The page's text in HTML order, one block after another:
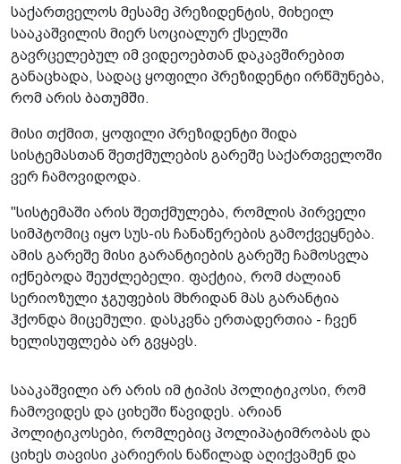
საქართველოს მესამე პრეზიდენტის, მიხეილ
სააკაშვილის მიერ სოციალურ ქსელში
გავრცელებულ იმ ვიდეოებთან დაკავშირებით
განაცხადა, სადაც ყოფილი პრეზიდენტი ირწმუნება,
რომ არის ბათუმში.
მისი თქმით, ყოფილი პრეზიდენტი შიდა
სისტემასთან შეთქმულების გარეშე საქართველოში
ვერ ჩამოვიდოდა.
"სისტემაში არის შეთქმულება, რომლის პირველი
სიმპტომიც იყო სუს-ის ჩანაწერების გამოქვეყნება.
ამის გარეშე მისი გარანტიების გარეშე ჩამოსვლა
იქნებოდა შეუძლებელი. ფაქტია, რომ ძალიან
სერიოზული ჯგუფების მხრიდან მას გარანტია
ჰქონდა მიცემული. დასკვნა ერთადერთია - ჩვენ
ხელისუფლება არ გვყავს.
სააკაშვილი არ არის იმ ტიპის პოლიტიკოსი, რომ
ჩამოვიდეს და ციხეში წავიდეს. არიან
პოლიტიკოსები, რომლებიც პოლიპატიმრობას და
ციხეს თავისი კარიერის ნაწილად აღიქვამენ და